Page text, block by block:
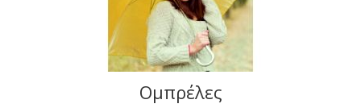
Ομπρέλες